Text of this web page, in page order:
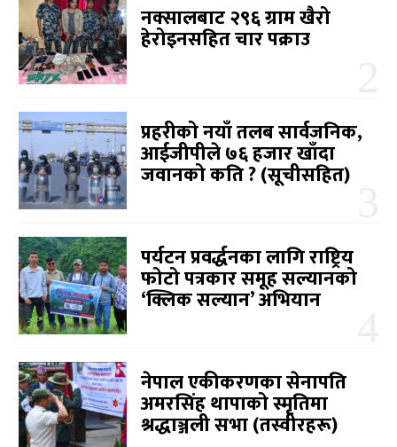
नक्सालबाट २९६ ग्राम खैरो
हेरोइनसहित चार पक्राउ
प्रहरीको नयाँ तलब सार्वजनिक,
आईजीपीले ७६ हजार खाँदा
जवानको कति ? (सूचीसहित)
पर्यटन प्रवर्द्धनका लागि राष्ट्रिय
फोटो पत्रकार समूह सल्यानको
‘क्लिक सल्यान’ अभियान
नेपाल एकीकरणका सेनापति
अमरसिंह थापाको स्मृतिमा
श्रद्धाञ्जली सभा (तस्वीरहरू)